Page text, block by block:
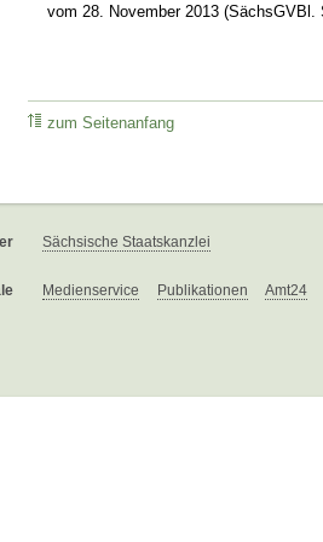
vom 28. November 2013 (SächsGVBl.
zum Seitenanfang
Sächsische Staatskanzlei
Medienservice Publikationen Amt24